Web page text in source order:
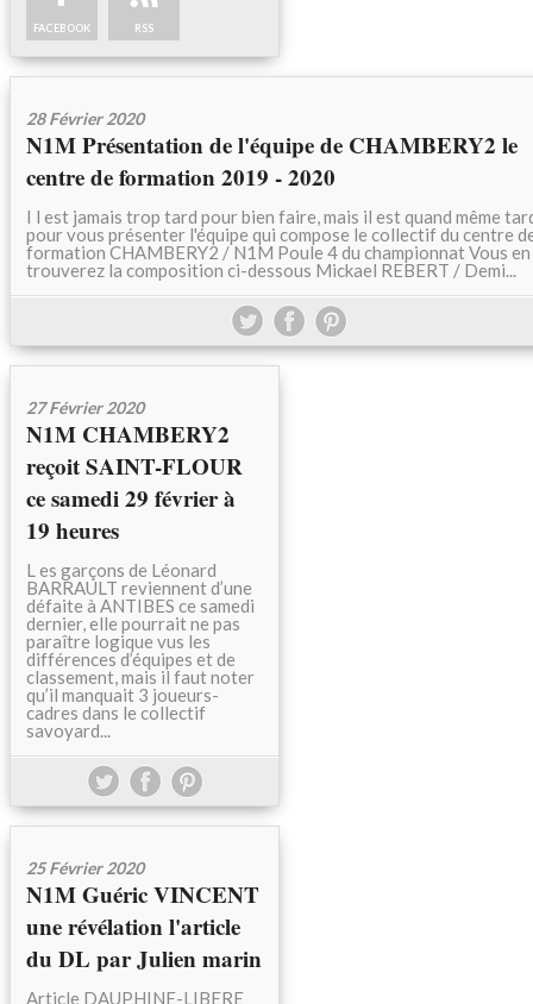
FACEBOOK RSS
28 Février 2020
N1M Présentation de l'équipe de CHAMBERY2 le
centre de formation 2019 - 2020
I l est jamais trop tard pour bien faire, mais il est quand même
pour vous présenter l'équipe qui compose le collectif du centre
formation CHAMBERY2 / N1M Poule 4 du championnat Vous en
trouverez la composition ci-dessous Mickael REBERT / Demi...
27 Février 2020
N1M CHAMBERY2
reçoit SAINT-FLOUR
ce samedi 29 février à
19 heures
L es garçons de Léonard
BARRAULT reviennent d’une
défaite à ANTIBES ce samedi
dernier, elle pourrait ne pas
paraître logique vus les
différences d’équipes et de
classement, mais il faut noter
qu’il manquait 3 joueurs-
cadres dans le collectif
savoyard...
25 Février 2020
N1M Guéric VINCENT
une révélation l'article
du DL par Julien marin
Article DAUPHINE-LIBERE